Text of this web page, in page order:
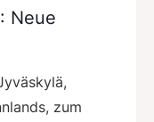
Neue
zum